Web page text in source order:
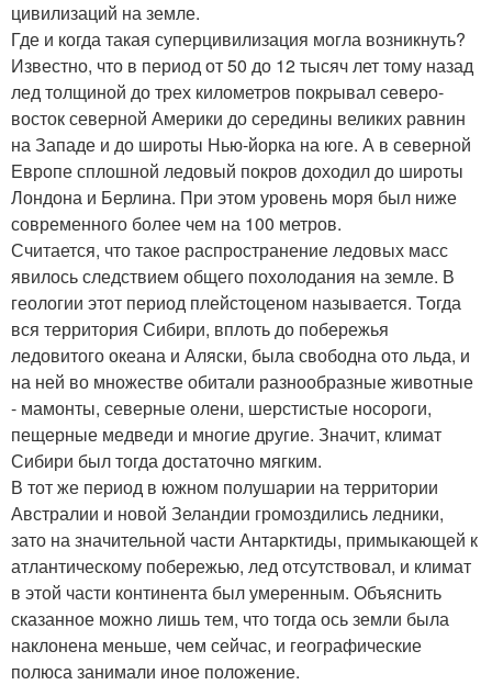
цивилизаций на земле.
Где и когда такая суперцивилизация могла возникнуть?
Известно, что в период от 50 до 12 тысяч лет тому назад
лед толщиной до трех километров покрывал северо-
восток северной Америки до середины великих равнин
на Западе и до широты Нью-йорка на юге. А в северной
Европе сплошной ледовый покров доходил до широты
Лондона и Берлина. При этом уровень моря был ниже
современного более чем на 100 метров.
Считается, что такое распространение ледовых масс
явилось следствием общего похолодания на земле. В
геологии этот период плейстоценом называется. Тогда
вся территория Сибири, вплоть до побережья
ледовитого океана и Аляски, была свободна ото льда, и
на ней во множестве обитали разнообразные животные
- мамонты, северные олени, шерстистые носороги,
пещерные медведи и многие другие. Значит, климат
Сибири был тогда достаточно мягким.
В тот же период в южном полушарии на территории
Австралии и новой Зеландии громоздились ледники,
зато на значительной части Антарктиды, примыкающей к
атлантическому побережью, лед отсутствовал, и климат
в этой части континента был умеренным. Объяснить
сказанное можно лишь тем, что тогда ось земли была
наклонена меньше, чем сейчас, и географические
полюса занимали иное положение.